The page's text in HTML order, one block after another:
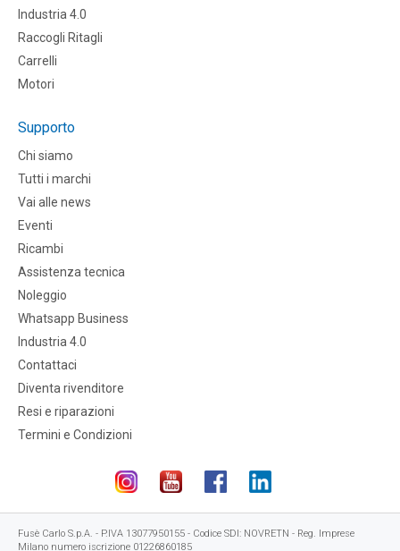
Industria 4.0
Raccogli Ritagli
Carrelli
Motori
Supporto
Chi siamo
Tutti i marchi
Vai alle news
Eventi
Ricambi
Assistenza tecnica
Noleggio
Whatsapp Business
Industria 4.0
Contattaci
Diventa rivenditore
Resi e riparazioni
Termini e Condizioni
Fusè Carlo S.p.A. - P.IVA 13077950155 - Codice SDI: NOVRETN - Reg. Imprese
Milano numero iscrizione 01226860185